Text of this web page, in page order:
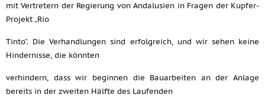
mit Vertretern der Regierung von Andalusien in Fragen der Kupfer-
Projekt „Rio
Tinto“. Die Verhandlungen sind erfolgreich, und wir sehen keine
Hindernisse, die könnten
verhindern, dass wir beginnen die Bauarbeiten an der Anlage
bereits in der zweiten Hälfte des Laufenden